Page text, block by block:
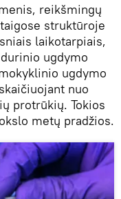
reikšmingų
struktūroje
laikotarpiais,
ugdymo
ugdymo
nuo
protrūkių. Tokios
metų pradžios.